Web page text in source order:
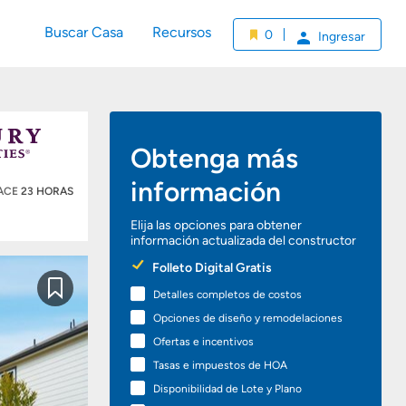
Buscar Casa Recursos 0 Ingresar
23 HORAS
Obtenga más
información
Elija las opciones para obtener
información actualizada del constructor
Preferred
Options
Folleto Digital Gratis
Detalles completos de costos
Opciones de diseño y remodelaciones
Ofertas e incentivos
Tasas e impuestos de HOA
Disponibilidad de Lote y Plano
Guardar